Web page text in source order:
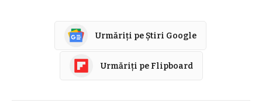
Urmăriți pe Știri Google
Urmăriți pe Flipboard